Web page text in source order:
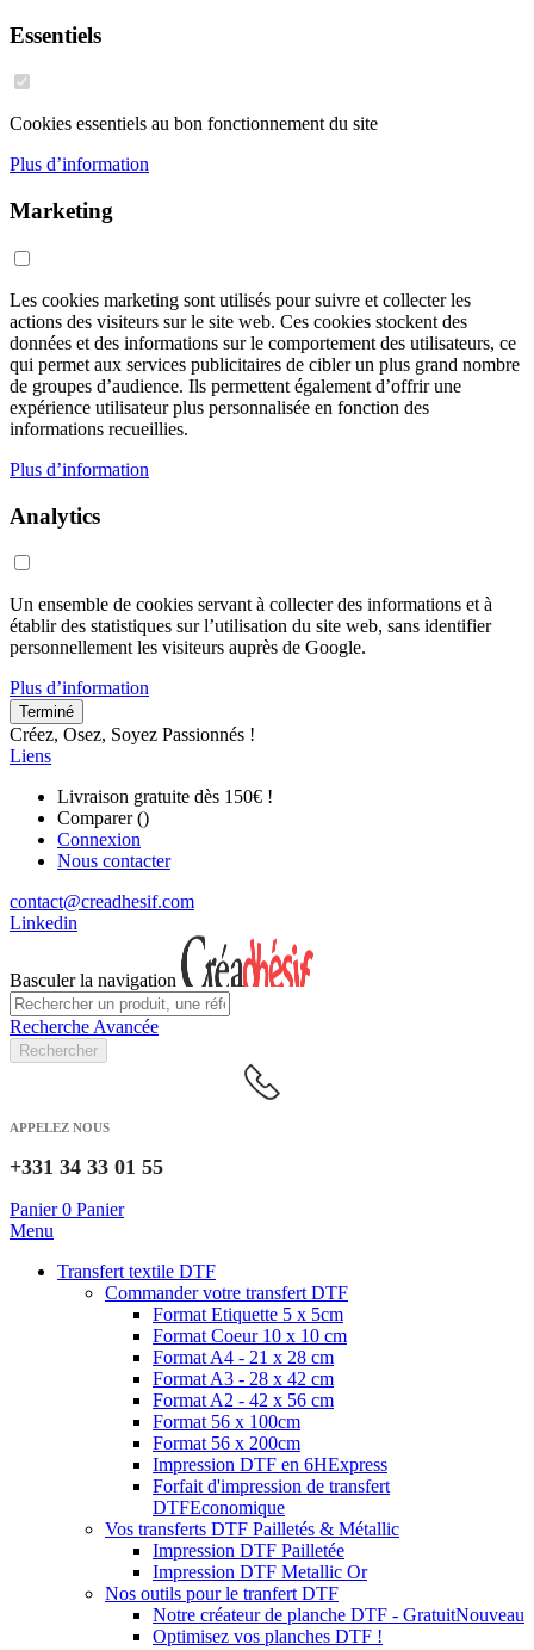
Essentiels
Cookies essentiels au bon fonctionnement du site
Plus d’information
Marketing
Les cookies marketing sont utilisés pour suivre et collecter les
actions des visiteurs sur le site web. Ces cookies stockent des
données et des informations sur le comportement des utilisateurs, ce
qui permet aux services publicitaires de cibler un plus grand nombre
de groupes d’audience. Ils permettent également d’offrir une
expérience utilisateur plus personnalisée en fonction des
informations recueillies.
Plus d’information
Analytics
Un ensemble de cookies servant à collecter des informations et à
établir des statistiques sur l’utilisation du site web, sans identifier
personnellement les visiteurs auprès de Google.
Plus d’information
Terminé
Créez, Osez, Soyez Passionnés !
Liens
Livraison gratuite dès 150€ !
Comparer ()
Connexion
Nous contacter
contact@creadhesif.com
Linkedin
Basculer la navigation
Recherche Avancée
Rechercher
APPELEZ NOUS
+331 34 33 01 55
Panier 0 Panier
Menu
Transfert textile DTF
Commander votre transfert DTF
Format Etiquette 5 x 5cm
Format Coeur 10 x 10 cm
Format A4 - 21 x 28 cm
Format A3 - 28 x 42 cm
Format A2 - 42 x 56 cm
Format 56 x 100cm
Format 56 x 200cm
Impression DTF en 6HExpress
Forfait d'impression de transfert
DTFEconomique
Vos transferts DTF Pailletés & Métallic
Impression DTF Pailletée
Impression DTF Metallic Or
Nos outils pour le tranfert DTF
Notre créateur de planche DTF - GratuitNouveau
Optimisez vos planches DTF !